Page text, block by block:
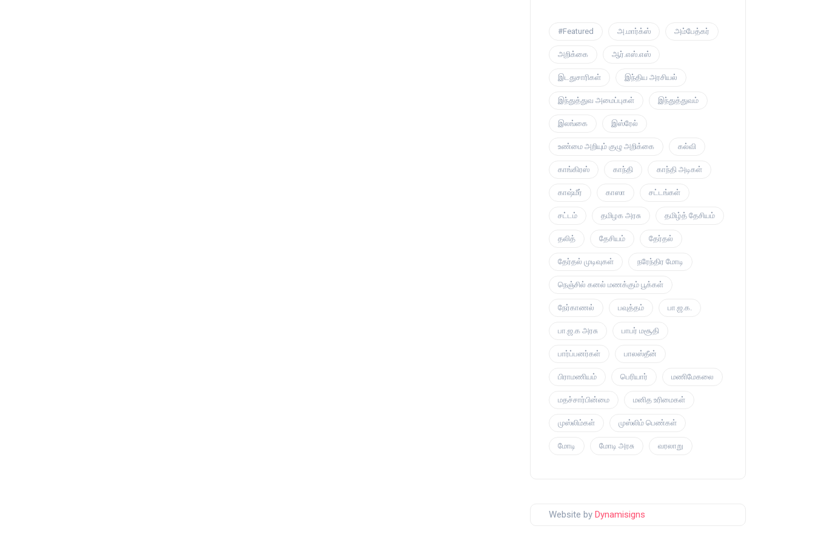
#Featured அ.மார்க்ஸ் அம்பேத்கர்
அறிக்கை ஆர்.எஸ்.எஸ்
இடதுசாரிகள் இந்திய அரசியல்
இந்துத்துவ அமைப்புகள் இந்துத்துவம்
இலங்கை இஸ்ரேல்
உண்மை அறியும் குழு அறிக்கை கல்வி
காங்கிரஸ் காந்தி காந்தி அடிகள்
காஷ்மீர் காஸா சட்டங்கள்
சட்டம் தமிழக அரசு தமிழ்த் தேசியம்
தலித் தேசியம் தேர்தல்
தேர்தல் முடிவுகள் நரேந்திர மோடி
நெஞ்சில் கனல் மணக்கும் பூக்கள்
நேர்காணல் பவுத்தம் பா.ஜ.க.
பா.ஜ.க அரசு பாபர் மசூதி
பார்ப்பனர்கள் பாலஸ்தீன்
பிராமணியம் பெரியார் மணிமேகலை
மதச்சார்பின்மை மனித உரிமைகள்
முஸ்லிம்கள் முஸ்லிம் பெண்கள்
மோடி மோடி அரசு வரலாறு
Website by Dynamisigns